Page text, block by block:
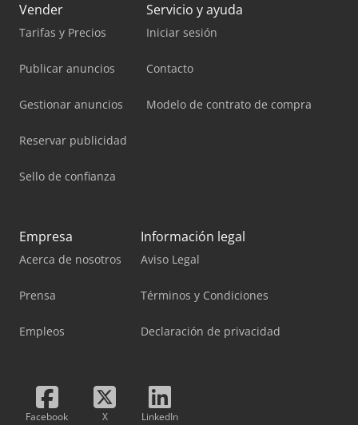
Vender
Tarifas y Precios
Publicar anuncios
Gestionar anuncios
Reservar publicidad
Sello de confianza
Servicio y ayuda
Iniciar sesión
Contacto
Modelo de contrato de compra
Empresa
Acerca de nosotros
Prensa
Empleos
Información legal
Aviso Legal
Términos y Condiciones
Declaración de privacidad
Facebook X LinkedIn